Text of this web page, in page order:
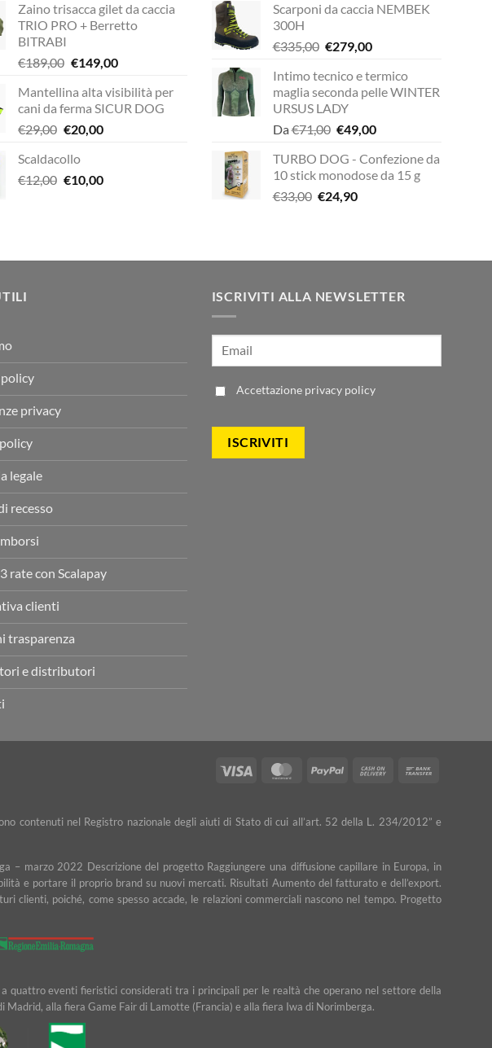
Zaino trisacca gilet da caccia
TRIO PRO + Berretto
BITRABI
€189,00 Il
originale
era:
€189,00.
€149,00Il
attuale
è:
Mantellina alta visibilità per
cani da ferma SICUR DOG
€29,00 Il
originale
era:
€20,00Il
è:
Scaldacollo
€12,00 Il
€10,00Il
Scarponi da caccia NEMBEK
300H
€335,00 Il
originale
era:
€335,00.
€279,00Il
attuale
è:
Intimo tecnico e termico
maglia seconda pelle WINTER
URSUS LADY
Da€71,00 Il
originale
era:
€71,00.
€49,00Il
attuale
è:
TURBO DOG - Confezione da
10 stick monodose da 15 g
€33,00 Il
€33,00.
€24,90Il
€24,90.
privacy
legale
recesso
rate con Scalapay
clienti
trasparenza
e distributori
ISCRIVITI ALLA NEWSLETTER
Accettazione privacy policy
Visa MasterCardPayPal
Cash
contenuti nel Registro nazionale degli aiuti di Stato di cui all’art. 52 della L. 234/2012” e
marzo 2022 Descrizione del progetto Raggiungere una diffusione capillare in Europa, in
e portare il proprio brand su nuovi mercati. Risultati Aumento del fatturato e dell’export.
poiché, come spesso accade, le relazioni commerciali nascono nel tempo. Progetto
quattro eventi fieristici considerati tra i principali per le realtà che operano nel settore della
alla fiera Game Fair di Lamotte (Francia) e alla fiera Iwa di Norimberga.